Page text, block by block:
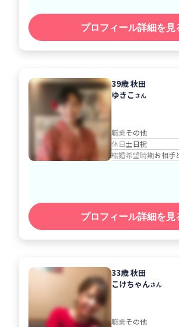
プロフィール詳細を見
39歳 秋田
ゆきこ さん
職業その他
休日土日祝
結婚希望時期
プロフィール詳細を見
33歳 秋田
こけちゃんさん
職業その他